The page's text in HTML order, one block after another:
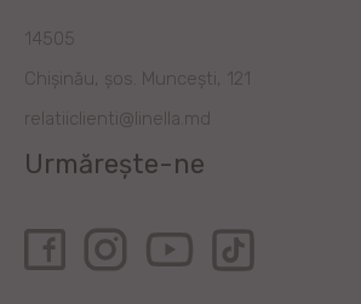
14505
Chișinău, șos. Muncești, 121
relatiiclienti@linella.md
Urmărește-ne